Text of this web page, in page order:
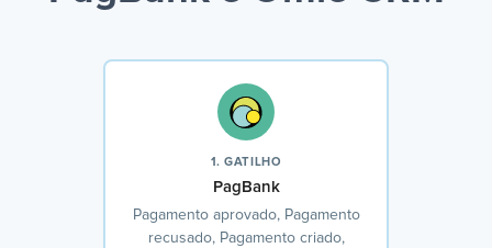
1. GATILHO
PagBank
Pagamento aprovado, Pagamento
recusado, Pagamento criado,